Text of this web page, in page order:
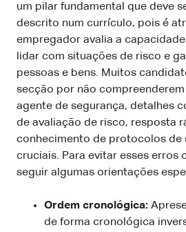
um pilar fundamental que deve
descrito num currículo, pois é
empregador avalia a
lidar com situações de risco e
pessoas e bens. Muitos
secção por não compreenderem
agente de segurança, detalhes
de avaliação de risco, resposta
conhecimento de protocolos de
cruciais. Para evitar esses erros
seguir algumas orientações
Ordem cronológica:
de forma cronológica